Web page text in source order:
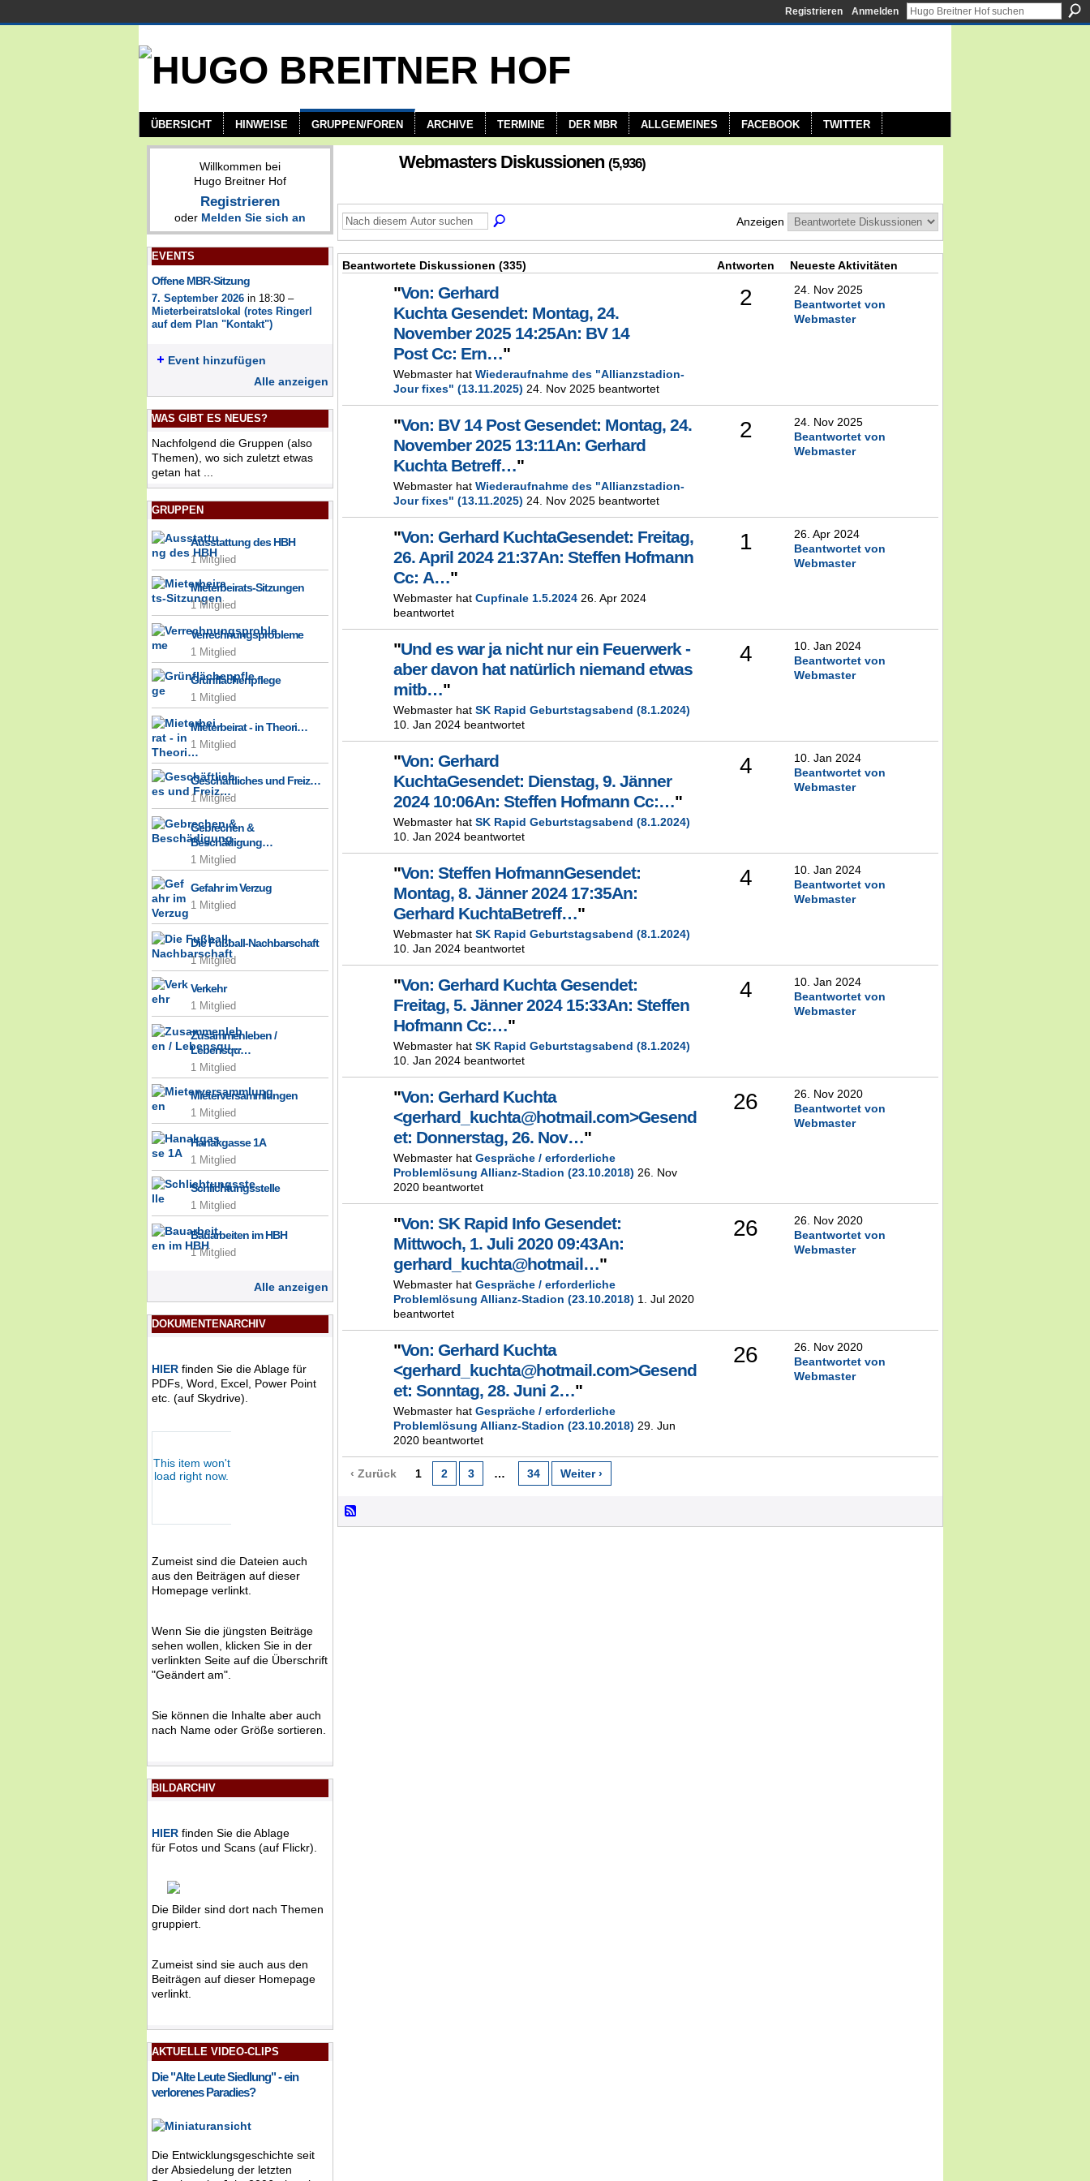
Registrieren Anmelden
ÜBERSICHT HINWEISE GRUPPEN/FOREN ARCHIVE TERMINE DER MBR ALLGEMEINES FACEBOOK TWITTER
Willkommen bei
Hugo Breitner Hof
Registrieren
oder Melden Sie sich an
EVENTS
Offene MBR-Sitzung
7. September 2026 in 18:30 –
Mieterbeiratslokal (rotes Ringerl
auf dem Plan "Kontakt")
Event hinzufügen
Alle anzeigen
WAS GIBT ES NEUES?
Nachfolgend die Gruppen (also
Themen), wo sich zuletzt etwas
getan hat ...
GRUPPEN
Ausstattung des HBH
1 Mitglied
Mieterbeirats-Sitzungen
1 Mitglied
Verrechnungsprobleme
1 Mitglied
Grünflächenpflege
1 Mitglied
Mieterbeirat - in Theori…
1 Mitglied
Geschäftliches und Freiz…
1 Mitglied
Gebrechen &
Beschädigung…
1 Mitglied
Gefahr im Verzug
1 Mitglied
Die Fußball-Nachbarschaft
1 Mitglied
Verkehr
1 Mitglied
Zusammenleben /
Lebensqu…
1 Mitglied
Mieterversammlungen
1 Mitglied
Hanakgasse 1A
1 Mitglied
Schlichtungsstelle
1 Mitglied
Bauarbeiten im HBH
1 Mitglied
Alle anzeigen
DOKUMENTENARCHIV
HIER finden Sie die Ablage für
PDFs, Word, Excel, Power Point
etc. (auf Skydrive).
Zumeist sind die Dateien auch
aus den Beiträgen auf dieser
Homepage verlinkt.
Wenn Sie die jüngsten Beiträge
sehen wollen, klicken Sie in der
verlinkten Seite auf die Überschrift
"Geändert am".
Sie können die Inhalte aber auch
nach Name oder Größe sortieren.
BILDARCHIV
HIER finden Sie die Ablage
für Fotos und Scans (auf Flickr).
Die Bilder sind dort nach Themen
gruppiert.
Zumeist sind sie auch aus den
Beiträgen auf dieser Homepage
verlinkt.
AKTUELLE VIDEO-CLIPS
Die "Alte Leute Siedlung" - ein
verlorenes Paradies?
Die Entwicklungsgeschichte seit
der Absiedelung der letzten
Webmasters Diskussionen (5,936)
Anzeigen
Beantwortete Diskussionen (335) Antworten Neueste Aktivitäten
"Von: Gerhard
Kuchta Gesendet: Montag, 24.
November 2025 14:25An: BV 14
Post Cc: Ern…"
Webmaster hat Wiederaufnahme des "Allianzstadion-
Jour fixes" (13.11.2025) 24. Nov 2025 beantwortet
2
24. Nov 2025
Beantwortet von
Webmaster
"Von: BV 14 Post Gesendet: Montag, 24.
November 2025 13:11An: Gerhard
Kuchta Betreff…"
Webmaster hat Wiederaufnahme des "Allianzstadion-
Jour fixes" (13.11.2025) 24. Nov 2025 beantwortet
2
24. Nov 2025
Beantwortet von
Webmaster
"Von: Gerhard KuchtaGesendet: Freitag,
26. April 2024 21:37An: Steffen Hofmann
Cc: A…"
Webmaster hat Cupfinale 1.5.2024 26. Apr 2024
beantwortet
1
26. Apr 2024
Beantwortet von
Webmaster
"Und es war ja nicht nur ein Feuerwerk -
aber davon hat natürlich niemand etwas
mitb…"
Webmaster hat SK Rapid Geburtstagsabend (8.1.2024)
10. Jan 2024 beantwortet
4
10. Jan 2024
Beantwortet von
Webmaster
"Von: Gerhard
KuchtaGesendet: Dienstag, 9. Jänner
2024 10:06An: Steffen Hofmann Cc:…"
Webmaster hat SK Rapid Geburtstagsabend (8.1.2024)
10. Jan 2024 beantwortet
4
10. Jan 2024
Beantwortet von
Webmaster
"Von: Steffen HofmannGesendet:
Montag, 8. Jänner 2024 17:35An:
Gerhard KuchtaBetreff…"
Webmaster hat SK Rapid Geburtstagsabend (8.1.2024)
10. Jan 2024 beantwortet
4
10. Jan 2024
Beantwortet von
Webmaster
"Von: Gerhard Kuchta Gesendet:
Freitag, 5. Jänner 2024 15:33An: Steffen
Hofmann Cc:…"
Webmaster hat SK Rapid Geburtstagsabend (8.1.2024)
10. Jan 2024 beantwortet
4
10. Jan 2024
Beantwortet von
Webmaster
"Von: Gerhard Kuchta
<gerhard_kuchta@hotmail.com>Gesend
et: Donnerstag, 26. Nov…"
Webmaster hat Gespräche / erforderliche
Problemlösung Allianz-Stadion (23.10.2018) 26. Nov
2020 beantwortet
26
26. Nov 2020
Beantwortet von
Webmaster
"Von: SK Rapid Info Gesendet:
Mittwoch, 1. Juli 2020 09:43An:
gerhard_kuchta@hotmail…"
Webmaster hat Gespräche / erforderliche
Problemlösung Allianz-Stadion (23.10.2018) 1. Jul 2020
beantwortet
26
26. Nov 2020
Beantwortet von
Webmaster
"Von: Gerhard Kuchta
<gerhard_kuchta@hotmail.com>Gesend
et: Sonntag, 28. Juni 2…"
Webmaster hat Gespräche / erforderliche
Problemlösung Allianz-Stadion (23.10.2018) 29. Jun
2020 beantwortet
26
26. Nov 2020
Beantwortet von
Webmaster
‹ Zurück 1 2 3 … 34 Weiter ›